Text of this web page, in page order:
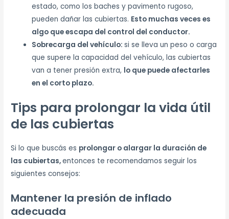
estado, como los baches y pavimento rugoso,
pueden dañar las cubiertas. Esto muchas veces es
algo que escapa del control del conductor.
Sobrecarga del vehículo:si se lleva un peso o carga
que supere la capacidad del vehículo, las cubiertas
van a tener presión extra, lo que puede afectarles
en el corto plazo.
Tips para prolongar la vida útil
de las cubiertas
Si lo que buscás es prolongar o alargar la duración de
las cubiertas,entonces te recomendamos seguir los
siguientes consejos:
Mantener la presión de inflado
adecuada